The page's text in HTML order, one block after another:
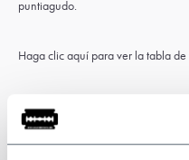
puntiagudo.
Haga clicaquí para ver la tabla de